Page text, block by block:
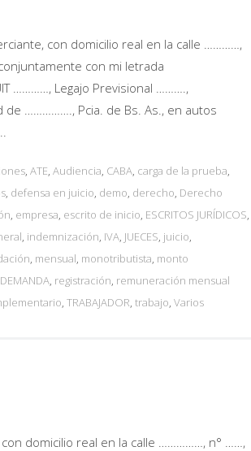
con domicilio real en la calle …………,
con mi letrada
…………, Legajo Previsional ……….,
……………., Pcia. de Bs. As., en autos
, ATE, Audiencia, CABA, carga de la prueba,
, defensa en juicio, demo, derecho, Derecho
, empresa, escrito de inicio, ESCRITOS JURÍDICOS,
, indemnización, IVA, JUECES, juicio,
, mensual, monotributista, monto
, registración, remuneración mensual
, TRABAJADOR, trabajo, Varios
domicilio real en la calle ……………, n° ……,